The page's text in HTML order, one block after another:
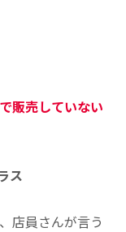
販売していない
ス
店員さんが言う